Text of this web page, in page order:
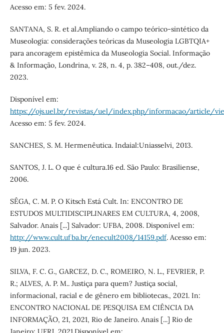
Acesso em: 5 fev. 2024.
SANTANA, S. R. et al.Ampliando o campo teórico-sintético da
Museologia: considerações teóricas da Museologia LGBTQIA+
para ancoragem epistêmica da Museologia Social. Informação
& Informação, Londrina, v. 28, n. 4, p. 382–408, out./dez.
2023.
Disponível em:
https://ojs.uel.br/revistas/uel/index.php/informacao/article/
Acesso em: 5 fev. 2024.
SANCHES, S. M. Hermenêutica. Indaial:Uniasselvi, 2013.
SANTOS, J. L. O que é cultura.16 ed. São Paulo: Brasiliense,
2006.
SÊGA, C. M. P. O Kitsch Está Cult. In: ENCONTRO DE
ESTUDOS MULTIDISCIPLINARES EM CULTURA, 4, 2008,
Salvador. Anais [...] Salvador: UFBA, 2008. Disponível em:
http://www.cult.ufba.br/enecult2008/14159.pdf. Acesso em:
19 jun. 2023.
SILVA, F. C. G., GARCEZ, D. C., ROMEIRO, N. L., FEVRIER, P.
R.; ALVES, A. P. M.. Justiça para quem? Justiça social,
informacional, racial e de gênero em bibliotecas., 2021. In:
ENCONTRO NACIONAL DE PESQUISA EM CIÊNCIA DA
INFORMAÇÃO, 21, 2021, Rio de Janeiro. Anais [...] Rio de